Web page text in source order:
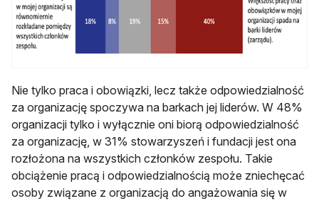
Nie tylko praca i obowiązki, lecz także odpowiedzialność
za organizację spoczywa na barkach jej liderów. W 48%
organizacji tylko i wyłącznie oni biorą odpowiedzialność
za organizację, w 31% stowarzyszeń i fundacji jest ona
rozłożona na wszystkich członków zespołu. Takie
obciążenie pracą i odpowiedzialnością może zniechęcać
osoby związane z organizacją do angażowania się w